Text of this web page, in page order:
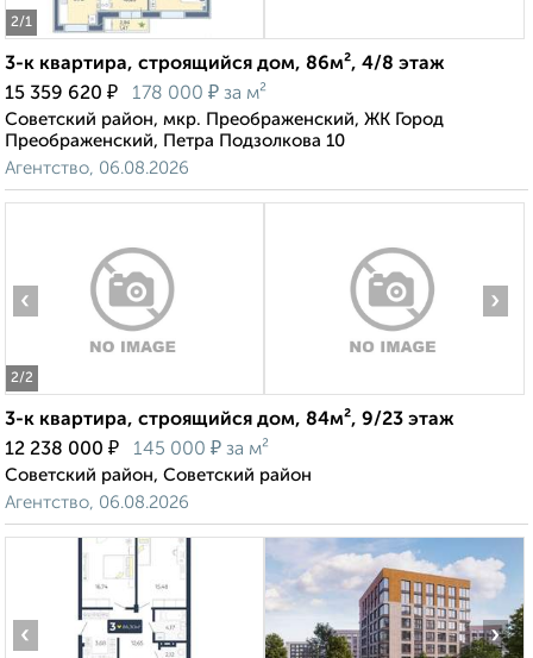
2/1
3-к квартира, строящийся дом, 86м², 4/8 этаж
15 359 620 ₽ 178 000 ₽ за м²
Советский район, мкр. Преображенский, ЖК Город
Преображенский, Петра Подзолкова 10
Агентство, 06.08.2026
2/2
‹ ›
3-к квартира, строящийся дом, 84м², 9/23 этаж
12 238 000 ₽ 145 000 ₽ за м²
Советский район, Советский район
Агентство, 06.08.2026
‹ ›